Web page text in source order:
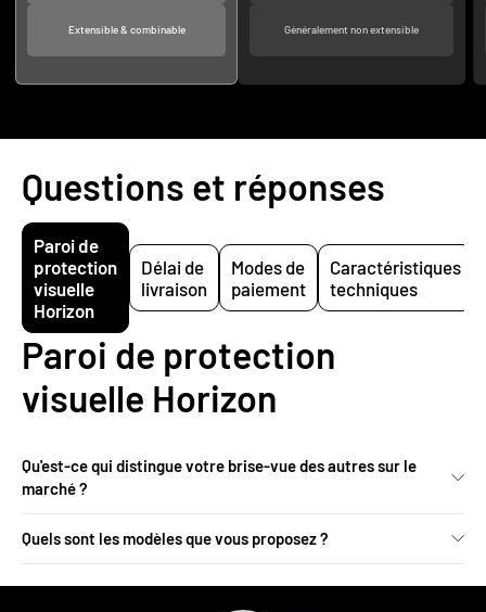
Extensible & combinable Généralement non extensible
Questions et réponses
Paroi de
protection
visuelle
Horizon
Délai de
livraison
Modes de
paiement
Caractéristiques
techniques
Paroi de protection
visuelle Horizon
Qu'est-ce qui distingue votre brise-vue des autres sur le
marché ?
durch galvanisierten Stahl, ist rostfrei, benötigt keine
Baugenehmigung (nur 1,75 m hoch) und ist innerhalb von 10
Quels sont les modèles que vous proposez ?